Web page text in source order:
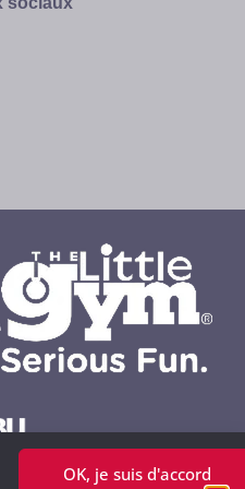
OK, je suis d'accord
Concepts S.A.